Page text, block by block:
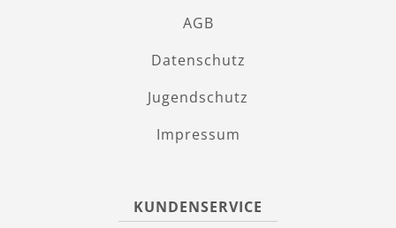
AGB
Datenschutz
Jugendschutz
Impressum
KUNDENSERVICE